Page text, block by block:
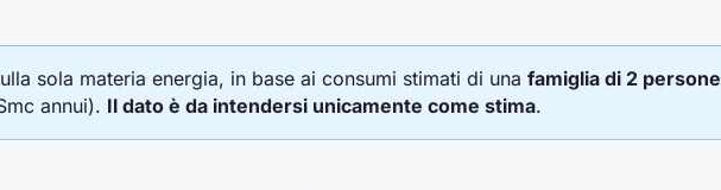
sola materia energia, in base ai consumi stimati di una famiglia di 2 persone
annui). Il dato è da intendersi unicamente come stima.